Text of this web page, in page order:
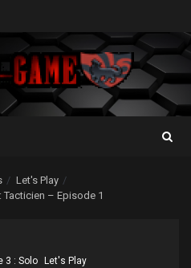
Let's Play
Tacticien – Episode 1
3 : Solo Let's Play